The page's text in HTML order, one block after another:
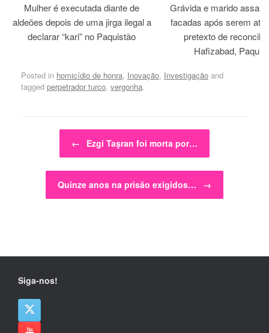
Mulher é executada diante de
aldeões depois de uma jirga ilegal a
declarar “kari” no Paquistão
Grávida e marido
facadas após serem
pretexto de
Hafizabad,
Posted in homicídio de honra, Inovação, Investigação and
tagged perpetrador turco, vergonha.
Post navigation
← Ezgi Taşran foi morta por…
Quinze anos na prisão exigidos… →
Siga-nos!